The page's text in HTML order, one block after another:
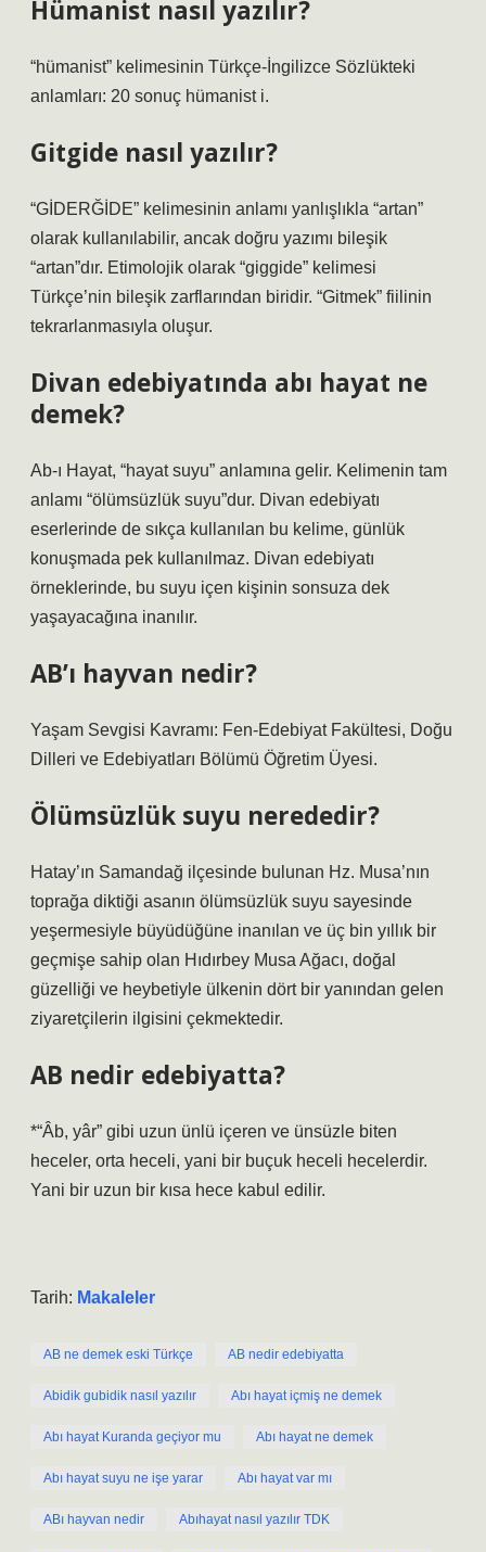
Hümanist nasıl yazılır?
“hümanist” kelimesinin Türkçe-İngilizce Sözlükteki
anlamları: 20 sonuç hümanist i.
Gitgide nasıl yazılır?
“GİDERĞİDE” kelimesinin anlamı yanlışlıkla “artan”
olarak kullanılabilir, ancak doğru yazımı bileşik
“artan”dır. Etimolojik olarak “giggide” kelimesi
Türkçe’nin bileşik zarflarından biridir. “Gitmek” fiilinin
tekrarlanmasıyla oluşur.
Divan edebiyatında abı hayat ne
demek?
Ab-ı Hayat, “hayat suyu” anlamına gelir. Kelimenin tam
anlamı “ölümsüzlük suyu”dur. Divan edebiyatı
eserlerinde de sıkça kullanılan bu kelime, günlük
konuşmada pek kullanılmaz. Divan edebiyatı
örneklerinde, bu suyu içen kişinin sonsuza dek
yaşayacağına inanılır.
AB’ı hayvan nedir?
Yaşam Sevgisi Kavramı: Fen-Edebiyat Fakültesi, Doğu
Dilleri ve Edebiyatları Bölümü Öğretim Üyesi.
Ölümsüzlük suyu nerededir?
Hatay’ın Samandağ ilçesinde bulunan Hz. Musa’nın
toprağa diktiği asanın ölümsüzlük suyu sayesinde
yeşermesiyle büyüdüğüne inanılan ve üç bin yıllık bir
geçmişe sahip olan Hıdırbey Musa Ağacı, doğal
güzelliği ve heybetiyle ülkenin dört bir yanından gelen
ziyaretçilerin ilgisini çekmektedir.
AB nedir edebiyatta?
*“Âb, yâr” gibi uzun ünlü içeren ve ünsüzle biten
heceler, orta heceli, yani bir buçuk heceli hecelerdir.
Yani bir uzun bir kısa hece kabul edilir.
Tarih: Makaleler
AB ne demek eski Türkçe AB nedir edebiyatta
Abidik gubidik nasıl yazılır Abı hayat içmiş ne demek
Abı hayat Kuranda geçiyor mu Abı hayat ne demek
Abı hayat suyu ne işe yarar Abı hayat var mı
ABı hayvan nedir Abıhayat nasıl yazılır TDK